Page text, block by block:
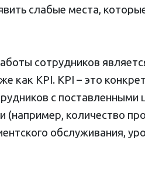
слабые места,
сотрудников
как KPI. KPI – это
с
(например, количество
обслуживания,